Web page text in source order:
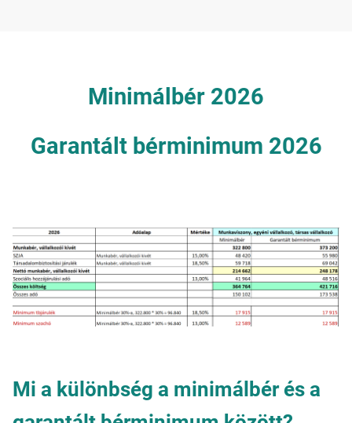
Minimálbér 2026
Garantált bérminimum 2026
Mi a különbség a minimálbér és a